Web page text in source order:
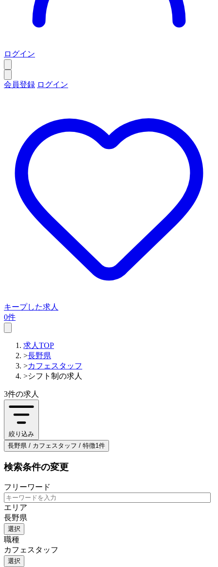
ログイン
会員登録 ログイン
キープした求人
0件
求人TOP
>長野県
>カフェスタッフ
>シフト制の求人
3件の求人
絞り込み
長野県 / カフェスタッフ / 特徴1件
検索条件の変更
フリーワード
エリア
長野県
選択
職種
カフェスタッフ
選択